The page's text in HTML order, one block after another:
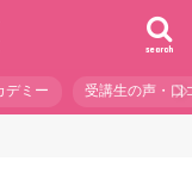
search
デミー 受講生の声・口